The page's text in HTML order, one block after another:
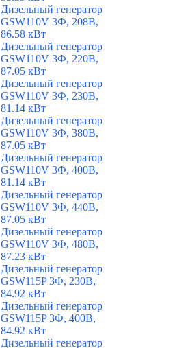
Дизельный генератор
GSW110V 3Ф, 208В,
86.58 кВт
Дизельный генератор
GSW110V 3Ф, 220В,
87.05 кВт
Дизельный генератор
GSW110V 3Ф, 230В,
81.14 кВт
Дизельный генератор
GSW110V 3Ф, 380В,
87.05 кВт
Дизельный генератор
GSW110V 3Ф, 400В,
81.14 кВт
Дизельный генератор
GSW110V 3Ф, 440В,
87.05 кВт
Дизельный генератор
GSW110V 3Ф, 480В,
87.23 кВт
Дизельный генератор
GSW115P 3Ф, 230В,
84.92 кВт
Дизельный генератор
GSW115P 3Ф, 400В,
84.92 кВт
Дизельный генератор